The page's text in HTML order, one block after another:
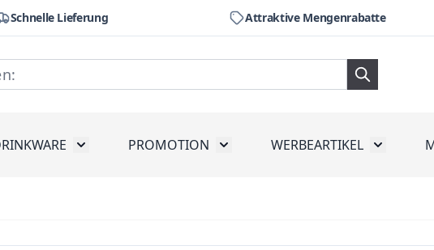
Schnelle Lieferung Attraktive Mengenrabatte
for WerkzeugToggle submenu for Drinkware
PROMOTION Toggle submenu for Promotion
WERBEARTIKEL Toggle